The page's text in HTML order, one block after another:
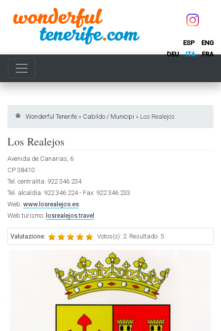
ESP
ENG
DEU
ITA FRA
Wonderful Tenerife » Cabildo / Municipi » Los Realejos
Los Realejos
Avenida de Canarias, 6
CP 38410
Tel. centralita: 922 346 234
Tel. alcaldía: 922 346 224 - Fax: 922 346 233
Web: www.losrealejos.es
Web turismo: losrealejos.travel
Valutazione: Votos(s): 2. Resultado: 5